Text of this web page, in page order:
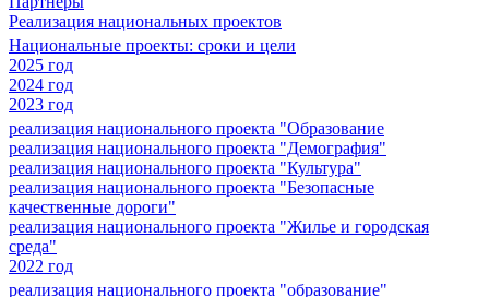
Реализация национальных проектов
Национальные проекты: сроки и цели
2025 год
2024 год
2023 год
реализация национального проекта "Образование
реализация национального проекта "Демография"
реализация национального проекта "Культура"
реализация национального проекта "Безопасные
качественные дороги"
реализация национального проекта "Жилье и городская
среда"
2022 год
реализация национального проекта "образование"